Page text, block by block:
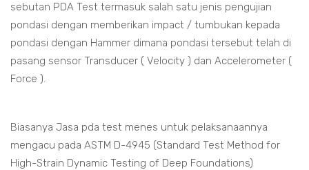
sebutan PDA Test termasuk salah satu jenis pengujian
pondasi dengan memberikan impact / tumbukan kepada
pondasi dengan Hammer dimana pondasi tersebut telah di
pasang sensor Transducer ( Velocity ) dan Accelerometer (
Force ).
Biasanya Jasa pda test menes untuk pelaksanaannya
mengacu pada ASTM D-4945 (Standard Test Method for
High-Strain Dynamic Testing of Deep Foundations)